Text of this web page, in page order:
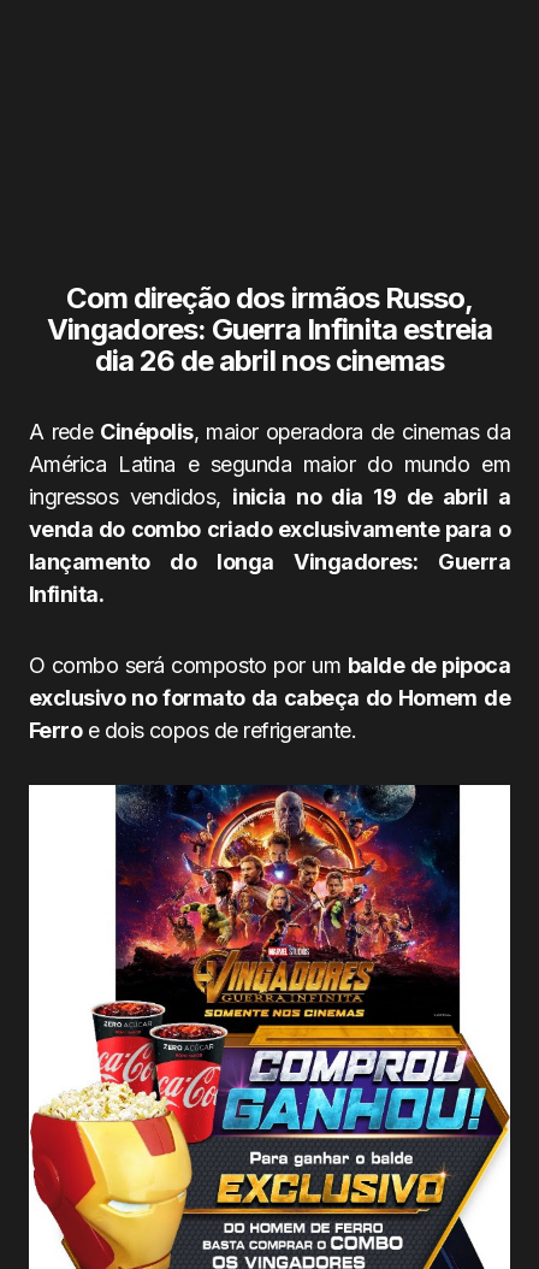
Com direção dos irmãos Russo,
Vingadores: Guerra Infinita estreia
dia 26 de abril nos cinemas
A rede Cinépolis, maior operadora de cinemas da
América Latina e segunda maior do mundo em
ingressos vendidos, inicia no dia 19 de abril a
venda do combo criado exclusivamente para o
lançamento do longa Vingadores: Guerra
Infinita.
O combo será composto por um balde de pipoca
exclusivo no formato da cabeça do Homem de
Ferroe dois copos de refrigerante.